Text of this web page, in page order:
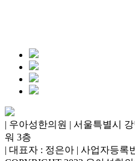
| 우아성한의원 | 서울특별시
워 3층
| 대표자 : 정은아 | 사업자등록